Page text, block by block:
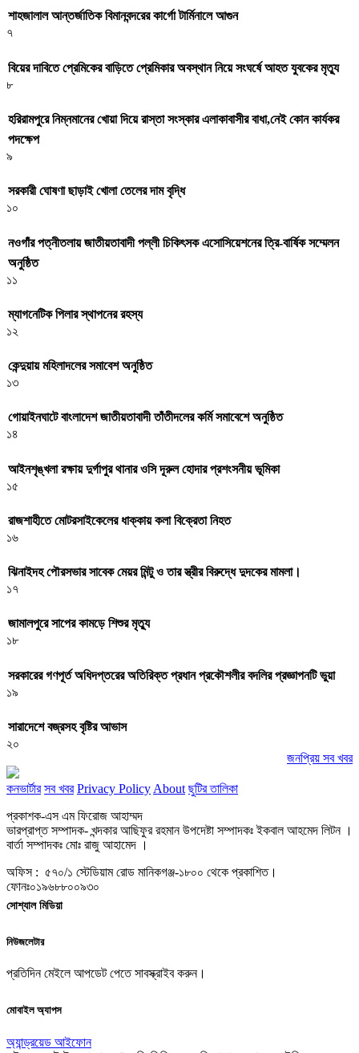
শাহজালাল আন্তর্জাতিক বিমানবন্দরের কার্গো টার্মিনালে আগুন
৭
বিয়ের দাবিতে প্রেমিকের বাড়িতে প্রেমিকার অবস্থান নিয়ে সংঘর্ষে আহত যুবকের মৃত্যু
৮
হরিরামপুরে নিম্নমানের খোয়া দিয়ে রাস্তা সংস্কার এলাকাবাসীর বাধা,নেই কোন কার্যকর
পদক্ষেপ
৯
সরকারী ঘােষণা ছাড়াই খােলা তেলের দাম বৃদ্ধি
১০
নওগাঁর পত্নীতলায় জাতীয়তাবাদী পল্লী চিকিৎসক এসোসিয়েশনের ত্রি-বার্ষিক সম্মেলন
অনুষ্ঠিত
১১
ম্যাগনেটিক পিলার স্থাপনের রহস্য
১২
কেন্দুয়ায় মহিলাদলের সমাবেশ অনুষ্ঠিত
১৩
গোয়াইনঘাটে বাংলাদেশ জাতীয়তাবাদী তাঁতীদলের কর্মি সমাবেশে অনুষ্ঠিত
১৪
আইনশৃঙ্খলা রক্ষায় দুর্গাপুর থানার ওসি দূরুল হোদার প্রশংসনীয় ভূমিকা
১৫
রাজশাহীতে মোটরসাইকেলের ধাক্কায় কলা বিক্রেতা নিহত
১৬
ঝিনাইদহ পৌরসভার সাবেক মেয়র মিন্টু ও তার স্ত্রীর বিরুদ্ধে দুদকের মামলা।
১৭
জামালপুরে সাপের কামড়ে শিশুর মৃত্যু
১৮
সরকারের গণপূর্ত অধিদপ্তরের অতিরিক্ত প্রধান প্রকৌশলীর বদলির প্রজ্ঞাপনটি ভুয়া
১৯
সারাদেশে বজ্রসহ বৃষ্টির আভাস
২০
জনপ্রিয় সব খবর
কনভার্টার সব খবর Privacy Policy About ছুটির তালিকা
প্রকাশক-এস এম ফিরোজ আহাম্মদ
ভারপ্রাপ্ত সম্পাদক- খন্দকার আছিফুর রহমান উপদেষ্টা সম্পাদকঃ ইকবাল আহমেদ লিটন ।
বার্তা সম্পাদকঃ মোঃ রাজু আহামেদ ।
অফিস : ৫৭০/১ স্টেডিয়াম রোড মানিকগঞ্জ-১৮০০ থেকে প্রকাশিত।
ফোনঃ০১৯৬৮৮০০৯৩০
সোশ্যাল মিডিয়া
নিউজলেটার
প্রতিদিন মেইলে আপডেট পেতে সাবস্ক্রাইব করুন।
মোবাইল অ্যাপস
অ্যান্ড্রয়েড আইফোন